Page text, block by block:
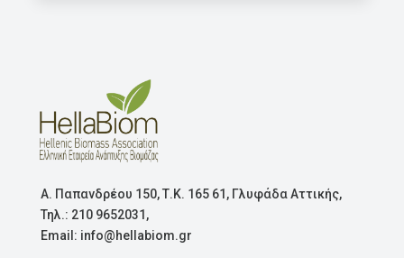
Α. Παπανδρέου 150, Τ.Κ. 165 61, Γλυφάδα Αττικής,
Τηλ.: 210 9652031,
Email: info@hellabiom.gr